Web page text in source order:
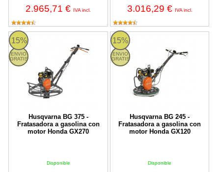
2.965,71 € IVA incl. 3.016,29 € IVA incl.
15%
ENVIO
GRATIS
Husqvarna BG 375 -
Fratasadora a gasolina con
motor Honda GX270
Disponible
BG 375 Husqvarna 15%
ENVIO
GRATIS
Husqvarna BG 245 -
Fratasadora a gasolina con
motor Honda GX120
Disponible
BG 245 Husqvarna